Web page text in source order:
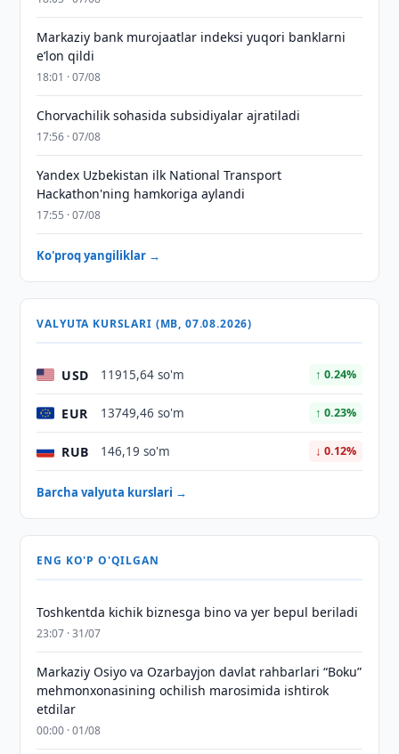
Markaziy bank murojaatlar indeksi yuqori banklarni
eʼlon qildi
18:01 · 07/08
Chorvachilik sohasida subsidiyalar ajratiladi
17:56 · 07/08
Yandex Uzbekistan ilk National Transport
Hackathon'ning hamkoriga aylandi
17:55 · 07/08
Ko'proq yangiliklar →
VALYUTA KURSLARI (MB, 07.08.2026)
USD 11915,64 so'm ↑ 0.24%
EUR 13749,46 so'm ↑ 0.23%
RUB 146,19 so'm ↓ 0.12%
Barcha valyuta kurslari →
ENG KO'P O'QILGAN
Toshkentda kichik biznesga bino va yer bepul beriladi
23:07 · 31/07
Markaziy Osiyo va Ozarbayjon davlat rahbarlari “Boku”
mehmonxonasining ochilish marosimida ishtirok
etdilar
00:00 · 01/08